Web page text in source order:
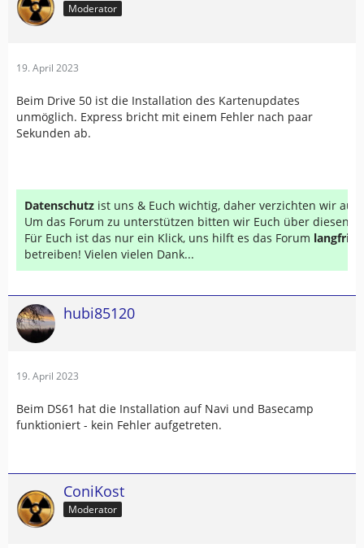
Moderator
19. April 2023
Beim Drive 50 ist die Installation des Kartenupdates
unmöglich. Express bricht mit einem Fehler nach paar
Sekunden ab.
Datenschutz ist uns & Euch wichtig, daher verzichten wir auf
Um das Forum zu unterstützen bitten wir Euch über diesen
Für Euch ist das nur ein Klick, uns hilft es das Forum
betreiben! Vielen vielen Dank...
hubi85120
19. April 2023
Beim DS61 hat die Installation auf Navi und Basecamp
funktioniert - kein Fehler aufgetreten.
ConiKost
Moderator